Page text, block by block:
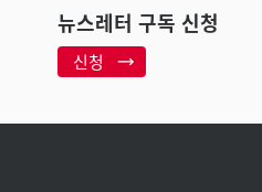
뉴스레터 구독 신청
신청